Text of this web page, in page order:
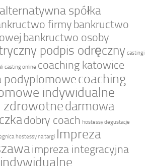
alternatywna spółka
firmybankructwo
bankructwo osoby
podpis odręczny castingi
casting online coaching katowice
podyplomowecoaching
indywidualne
zdrowotnedarmowa
dobry coach hostessy degustacje
hostessy na targi Impreza
impreza integracyjna
indywidualne